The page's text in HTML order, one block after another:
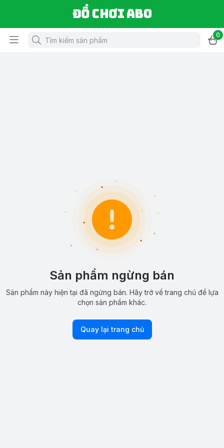
Đồ chơi ABO
0
Sản phẩm ngừng bán
Sản phẩm này hiện tại đã ngừng bán. Hãy trở về trang chủ để lựa
chọn sản phẩm khác.
Quay lại trang chủ